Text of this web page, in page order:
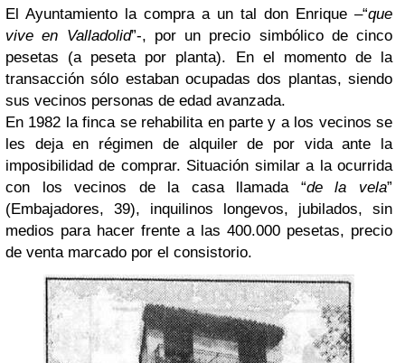
El Ayuntamiento la compra a un tal don Enrique –“que
vive en Valladolid”-, por un precio simbólico de cinco
pesetas (a peseta por planta). En el momento de la
transacción sólo estaban ocupadas dos plantas, siendo
sus vecinos personas de edad avanzada.
En 1982 la finca se rehabilita en parte y a los vecinos se
les deja en régimen de alquiler de por vida ante la
imposibilidad de comprar. Situación similar a la ocurrida
con los vecinos de la casa llamada “de la vela”
(Embajadores, 39), inquilinos longevos, jubilados, sin
medios para hacer frente a las 400.000 pesetas, precio
de venta marcado por el consistorio.